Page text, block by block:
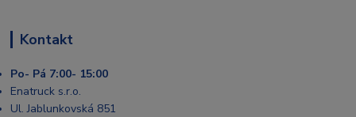
Kontakt
Po- Pá 7:00- 15:00
Enatruck s.r.o.
Ul. Jablunkovská 851